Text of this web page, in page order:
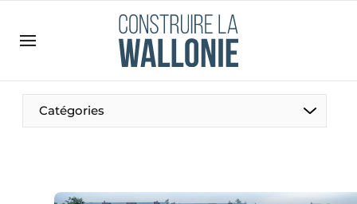
Emploi
Enregistrer une offre d’emploi
Catégories